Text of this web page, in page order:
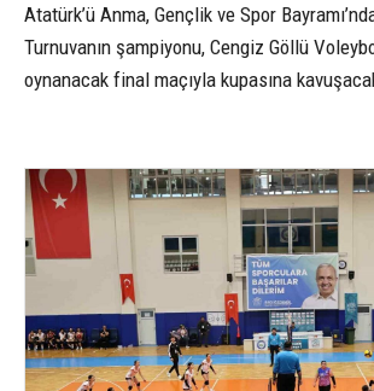
Atatürk’ü Anma, Gençlik ve Spor
Turnuvanın şampiyonu, Cengiz Göllü
oynanacak final maçıyla kupasına